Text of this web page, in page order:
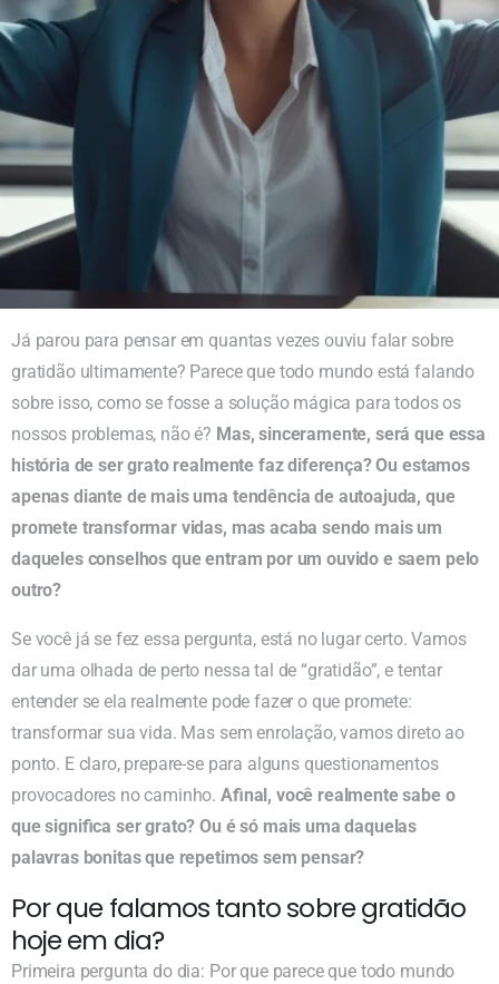
Já parou para pensar em quantas vezes ouviu falar sobre
gratidão ultimamente? Parece que todo mundo está falando
sobre isso, como se fosse a solução mágica para todos os
nossos problemas, não é? Mas, sinceramente, será que essa
história de ser grato realmente faz diferença? Ou estamos
apenas diante de mais uma tendência de autoajuda, que
promete transformar vidas, mas acaba sendo mais um
daqueles conselhos que entram por um ouvido e saem pelo
outro?
Se você já se fez essa pergunta, está no lugar certo. Vamos
dar uma olhada de perto nessa tal de “gratidão”, e tentar
entender se ela realmente pode fazer o que promete:
transformar sua vida. Mas sem enrolação, vamos direto ao
ponto. E claro, prepare-se para alguns questionamentos
provocadores no caminho. Afinal, você realmente sabe o
que significa ser grato? Ou é só mais uma daquelas
palavras bonitas que repetimos sem pensar?
Por que falamos tanto sobre gratidão
hoje em dia?
Primeira pergunta do dia: Por que parece que todo mundo